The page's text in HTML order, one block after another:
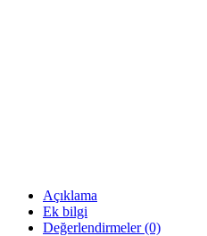
Açıklama
Ek bilgi
Değerlendirmeler (0)